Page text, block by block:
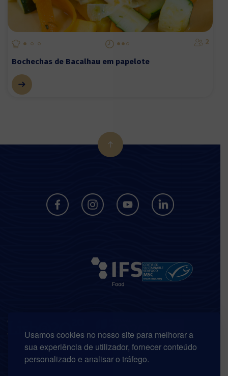
Usamos cookies no nosso site para melhorar a
sua experiência de utilizador, fornecer conteúdo
personalizado e analisar o tráfego.
2
Bochechas de Bacalhau em papelote